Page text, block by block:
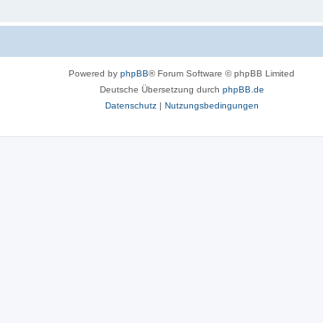
Powered by phpBB® Forum Software © phpBB Limited
Deutsche Übersetzung durch phpBB.de
Datenschutz| Nutzungsbedingungen